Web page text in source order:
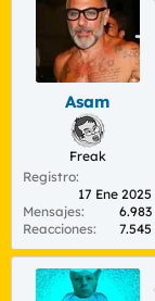
Asam
Freak
Registro
17 Ene 2025
Mensajes
6.983
Reacciones
7.545